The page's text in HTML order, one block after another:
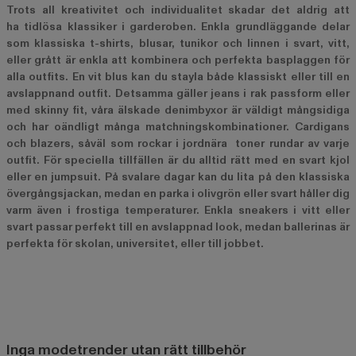
Trots all kreativitet och individualitet skadar det aldrig att
ha tidlösa klassiker i garderoben. Enkla grundläggande delar
som klassiska t-shirts, blusar, tunikor och linnen i svart, vitt,
eller grått är enkla att kombinera och perfekta basplaggen för
alla outfits. En vit blus kan du stayla både klassiskt eller till en
avslappnand outfit. Detsamma gäller jeans i rak passform eller
med skinny fit, våra älskade denimbyxor är väldigt mångsidiga
och har oändligt många matchningskombinationer. Cardigans
och blazers, såväl som rockar i jordnära toner rundar av varje
outfit. För speciella tillfällen är du alltid rätt med en svart kjol
eller en jumpsuit. På svalare dagar kan du lita på den klassiska
övergångsjackan, medan en parka i olivgrön eller svart håller dig
varm även i frostiga temperaturer. Enkla sneakers i vitt eller
svart passar perfekt till en avslappnad look, medan ballerinas är
perfekta för skolan, universitet, eller till jobbet.
Inga modetrender utan rätt tillbehör